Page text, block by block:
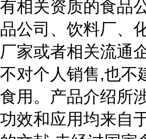
有相关资质的食品
品公司、饮料厂、
厂家或者相关流通
不对个人销售,也不
食用。产品介绍所
功效和应用均来自